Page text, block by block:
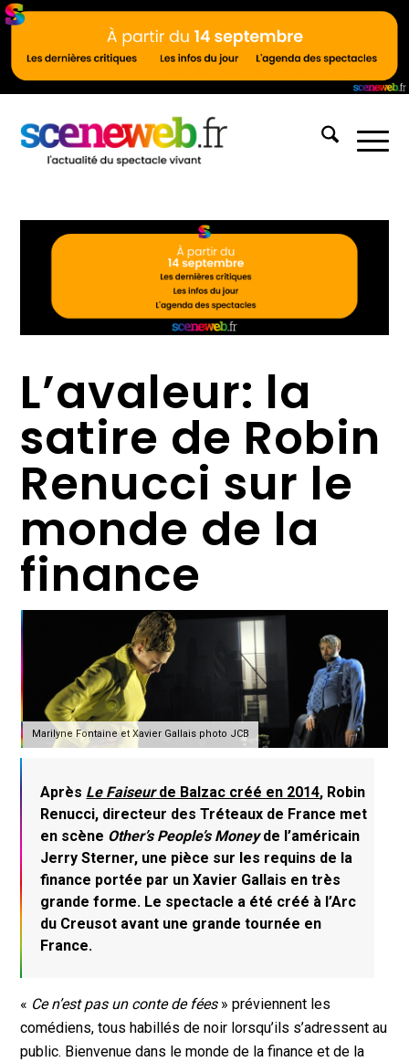
L’avaleur: la
satire de Robin
Renucci sur le
monde de la
finance
Marilyne Fontaine et Xavier Gallais photo JCB
Après Le Faiseurde Balzac créé en 2014, Robin
Renucci, directeur des Tréteaux de France met
en scène Other’s People’s Moneyde l’américain
Jerry Sterner, une pièce sur les requins de la
finance portée par un Xavier Gallais en très
grande forme. Le spectacle a été créé à l’Arc
du Creusot avant une grande tournée en
France.
« Ce n’est pas un conte de fées » préviennent les
comédiens, tous habillés de noir lorsqu’ils s’adressent au
public. Bienvenue dans le monde de la finance et de la